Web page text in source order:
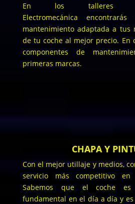
En los talleres
Electromecánica
mantenimiento adaptada a tus
de tu coche al mejor precio. En
componentes de
primeras marcas.
CHAPA Y
Con el mejor utillaje y medios,
servicio más competitivo
Sabemos que el coche es
fundamental en el día a día y